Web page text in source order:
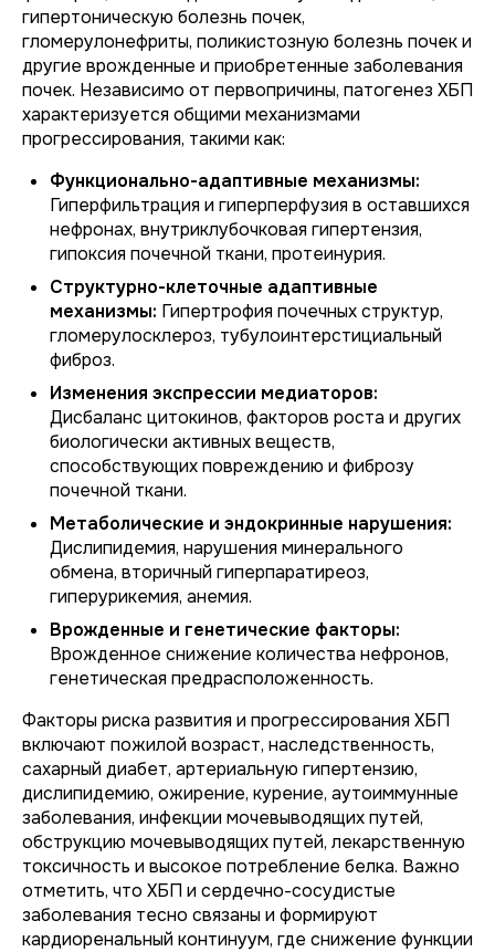
гипертоническую болезнь почек,
гломерулонефриты, поликистозную болезнь почек и
другие врожденные и приобретенные заболевания
почек. Независимо от первопричины, патогенез ХБП
характеризуется общими механизмами
прогрессирования, такими как:
Функционально-адаптивные механизмы:
Гиперфильтрация и гиперперфузия в оставшихся
нефронах, внутриклубочковая гипертензия,
гипоксия почечной ткани, протеинурия.
Структурно-клеточные адаптивные
механизмы: Гипертрофия почечных структур,
гломерулосклероз, тубулоинтерстициальный
фиброз.
Изменения экспрессии медиаторов:
Дисбаланс цитокинов, факторов роста и других
биологически активных веществ,
способствующих повреждению и фиброзу
почечной ткани.
Метаболические и эндокринные нарушения:
Дислипидемия, нарушения минерального
обмена, вторичный гиперпаратиреоз,
гиперурикемия, анемия.
Врожденные и генетические факторы:
Врожденное снижение количества нефронов,
генетическая предрасположенность.
Факторы риска развития и прогрессирования ХБП
включают пожилой возраст, наследственность,
сахарный диабет, артериальную гипертензию,
дислипидемию, ожирение, курение, аутоиммунные
заболевания, инфекции мочевыводящих путей,
обструкцию мочевыводящих путей, лекарственную
токсичность и высокое потребление белка. Важно
отметить, что ХБП и сердечно-сосудистые
заболевания тесно связаны и формируют
кардиоренальный континуум, где снижение функции